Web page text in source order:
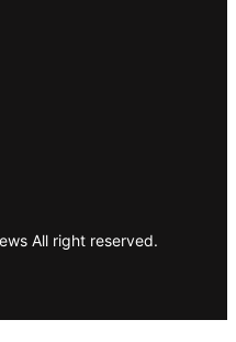
All right reserved.